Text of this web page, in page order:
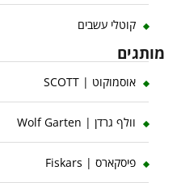
קוטלי עשבים
מותגים
אוסמוקוט | SCOTT
וולף גרדן | Wolf Garten
פיסקארס | Fiskars